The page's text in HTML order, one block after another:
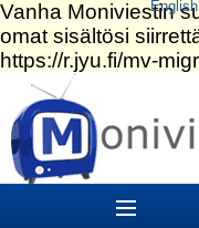
Siirry
sisältöön.
|
Siirry
navigointiin
Sections
English